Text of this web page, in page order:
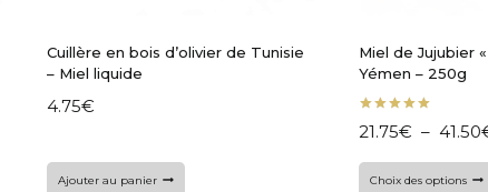
Cuillère en bois d’olivier de Tunisie
– Miel liquide
4.75€
Ajouter au panier
Miel de Jujubier
Yémen – 250g
Note
5.00
21.75€ – 41.50
Choix des options